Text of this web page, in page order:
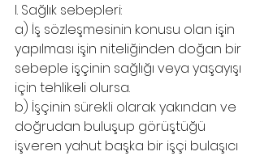
I. Sağlık sebepleri:
a) İş sözleşmesinin konusu olan işin
yapılması işin niteliğinden doğan bir
sebeple işçinin sağlığı veya yaşayışı
için tehlikeli olursa.
b) İşçinin sürekli olarak yakından ve
doğrudan buluşup görüştüğü
işveren yahut başka bir işçi bulaşıcı